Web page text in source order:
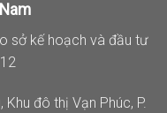
sở kế hoạch và đầu tư
Khu đô thị Vạn Phúc, P.